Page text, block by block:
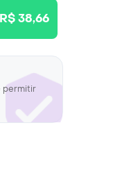
R$ 38,66
permitir